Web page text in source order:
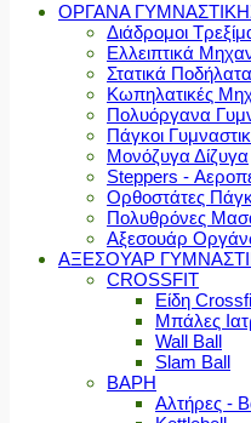
ΟΡΓΑΝΑ
Διάδρομοι
Ελλειπτικά
Στατικά
Κωπηλατικές
Πολυόργανα
Πάγκοι
Μονόζυγα Δίζυγα
Steppers -
Ορθοστάτες
Πολυθρόνες
Αξεσουάρ
ΑΞΕΣΟΥΑΡ
CROSSFIT
Είδη
Μπάλες
Wall Ball
Slam Ball
ΒΑΡΗ
Αλτήρες -